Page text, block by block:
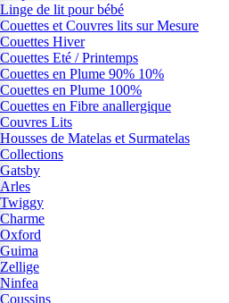
Linge de lit pour bébé
Couettes et Couvres lits sur Mesure
Couettes Hiver
Couettes Eté / Printemps
Couettes en Plume 90% 10%
Couettes en Plume 100%
Couettes en Fibre anallergique
Couvres Lits
Housses de Matelas et Surmatelas
Collections
Gatsby
Arles
Twiggy
Charme
Oxford
Guima
Zellige
Ninfea
Coussins